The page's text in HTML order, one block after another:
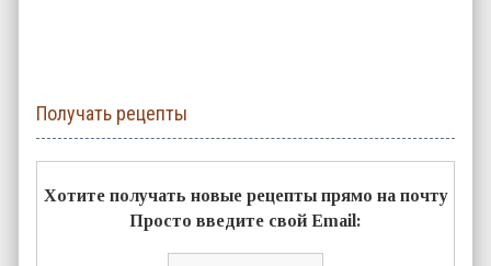
Получать рецепты
Хотите получать новые рецепты прямо на почту
Просто введите свой Email: